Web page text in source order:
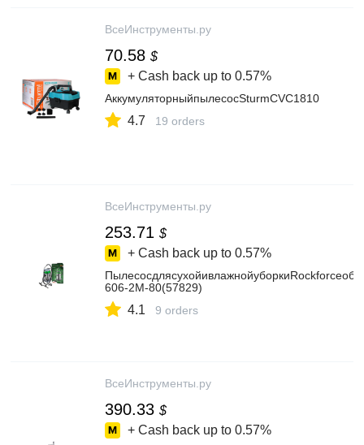
ВсеИнструменты.ру
70.58 $
+ Cash back up to 0.57%
АккумуляторныйпылесосSturmCVC1810
4.7 19 orders
ВсеИнструменты.ру
253.71 $
+ Cash back up to 0.57%
606-2M-80(57829)
4.1 9 orders
ВсеИнструменты.ру
390.33 $
+ Cash back up to 0.57%